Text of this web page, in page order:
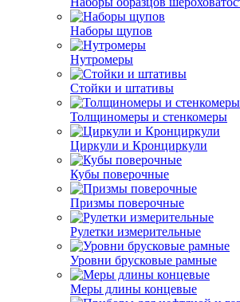
Наборы щупов
Нутромеры
Стойки и штативы
Толщиномеры и стенкомеры
Циркули и Кронциркули
Кубы поверочные
Призмы поверочные
Рулетки измерительные
Уровни брусковые рамные
Меры длины концевые